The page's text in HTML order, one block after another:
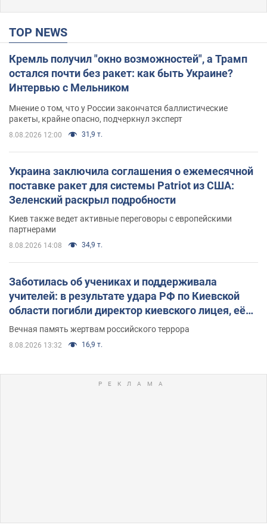
TOP NEWS
Кремль получил "окно возможностей", а Трамп
остался почти без ракет: как быть Украине?
Интервью с Мельником
Мнение о том, что у России закончатся баллистические
ракеты, крайне опасно, подчеркнул эксперт
8.08.2026 12:00 31,9 т.
Украина заключила соглашения о ежемесячной
поставке ракет для системы Patriot из США:
Зеленский раскрыл подробности
Киев также ведет активные переговоры с европейскими
партнерами
8.08.2026 14:08 34,9 т.
Заботилась об учениках и поддерживала
учителей: в результате удара РФ по Киевской
области погибли директор киевского лицея, её
муж и внук
Вечная память жертвам российского террора
8.08.2026 13:32 16,9 т.